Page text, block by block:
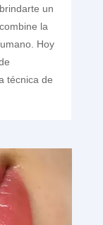
un
la
Hoy
técnica de